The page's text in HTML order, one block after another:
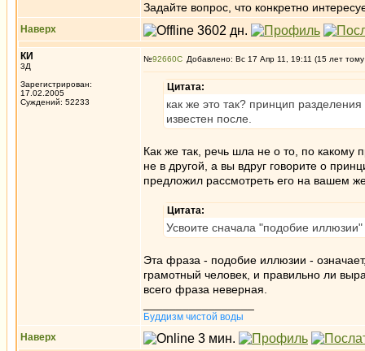
Задайте вопрос, что конкретно
Наверх
КИ
3Д
Зарегистрирован:
17.02.2005
Суждений: 52233
№92660 Добавлено: Вс 17 Апр 11, 19:11 (15 лет
Цитата:
как же это так? принцип
известен после.
Как же так, речь шла не о то, по какому
не в другой, а вы вдруг говорите о
предложил рассмотреть его на вашем
Цитата:
Усвоите сначала "подобие иллюзии"
Эта фраза - подобие иллюзии -
грамотный человек, и правильно ли
всего фраза неверная.
Буддизм чистой воды
Наверх